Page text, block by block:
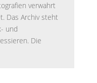
verwahrt
Das Archiv steht
und
Die